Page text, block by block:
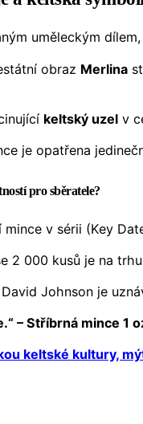
uměleckým
obraz Merlina
keltský uzel v
je opatřena
pro sběratele?
mince v sérii (Key
2 000 kusů je na
Johnson je
– Stříbrná mince
keltské kultury,